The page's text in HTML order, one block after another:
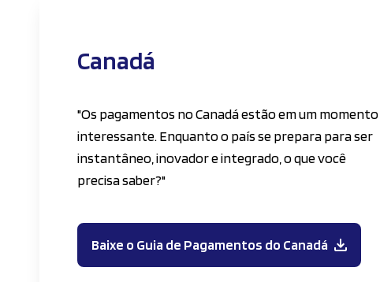
Canadá
"Os pagamentos no Canadá estão em um momento
interessante. Enquanto o país se prepara para ser
instantâneo, inovador e integrado, o que você
precisa saber?"
Baixe o Guia de Pagamentos do Canadá